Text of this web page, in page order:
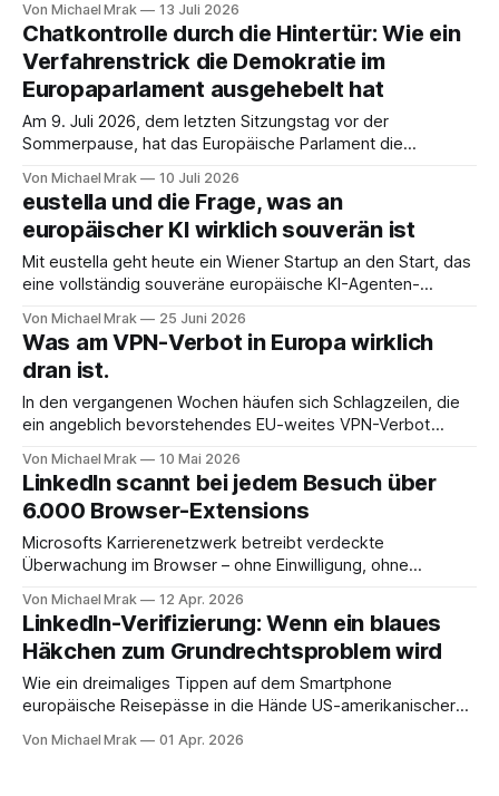
Entwürfe zu Anonymisierung und zu Web-Scraping im
Kontext generativer KI sowie die finale Fassung der
Blockchain-Leitlinien. Die beiden Entwürfe stehen bis 30.
Oktober 2026 zur
Von Michael Mrak 13 Juli 2026
Chatkontrolle durch die Hintertür: Wie ein
Verfahrenstrick die Demokratie im
Europaparlament ausgehebelt hat
Am 9. Juli 2026, dem letzten Sitzungstag vor der
Sommerpause, hat das Europäische Parlament die
Bemerkenswert ist nicht nur der Inhalt, sondern der Weg
dorthin: Eine Mehrheit der anwesenden Abgeordneten
stimmte gegen die Verlängerung, und trotzdem gilt sie als
angenommen. Bürgerrechtler sprachen
Von Michael Mrak 10 Juli 2026
eustella und die Frage, was an
europäischer KI wirklich souverän ist
Mit eustella geht heute ein Wiener Startup an den Start, das
eine vollständig souveräne europäische KI-Agenten-
jüngsten Exportbeschränkungen rund um die
leistungsfähigsten Modelle einzelner US-Anbieter haben
vorgeführt, wie schnell europäische Nutzerinnen und Nutzer
von außen ausgesperrt werden können. Genau diese
Von Michael Mrak 25 Juni 2026
Was am VPN-Verbot in Europa wirklich
dran ist.
In den vergangenen Wochen häufen sich Schlagzeilen, die
ein angeblich bevorstehendes EU-weites VPN-Verbot
Wissenschaftlichen Dienstes des Europäischen Parlaments
vom Jänner 2026, eine Pressekonferenz der Kommission
Anfang Mai 2026 und parallele nationale Debatten in
mehreren Mitgliedstaaten. Der folgende Beitrag ordnet die
Faktenlage anhand
Von Michael Mrak 10 Mai 2026
LinkedIn scannt bei jedem Besuch über
6.000 Browser-Extensions
Microsofts Karrierenetzwerk betreibt verdeckte
Überwachung im Browser – ohne Einwilligung, ohne
Chromium-basierten Browser öffnet (also Chrome, Edge,
Brave oder Opera), löst damit ein verstecktes JavaScript-
Programm aus. Es durchsucht den Browser nach über 6.000
installierten Extensions, erstellt einen detaillierten
Hardware-Fingerabdruck
Von Michael Mrak 12 Apr. 2026
LinkedIn-Verifizierung: Wenn ein blaues
Häkchen zum Grundrechtsproblem wird
Wie ein dreimaliges Tippen auf dem Smartphone
europäische Reisepässe in die Hände US-amerikanischer
im Februar 2026 offengelegt, was bei der LinkedIn-
Von Michael Mrak 01 Apr. 2026